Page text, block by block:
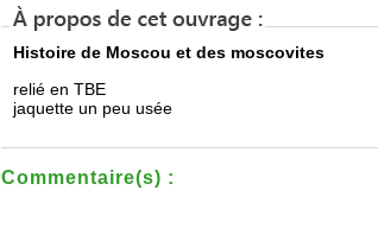
Histoire de Moscou et des moscovites
relié en TBE
jaquette un peu usée
Commentaire(s) :